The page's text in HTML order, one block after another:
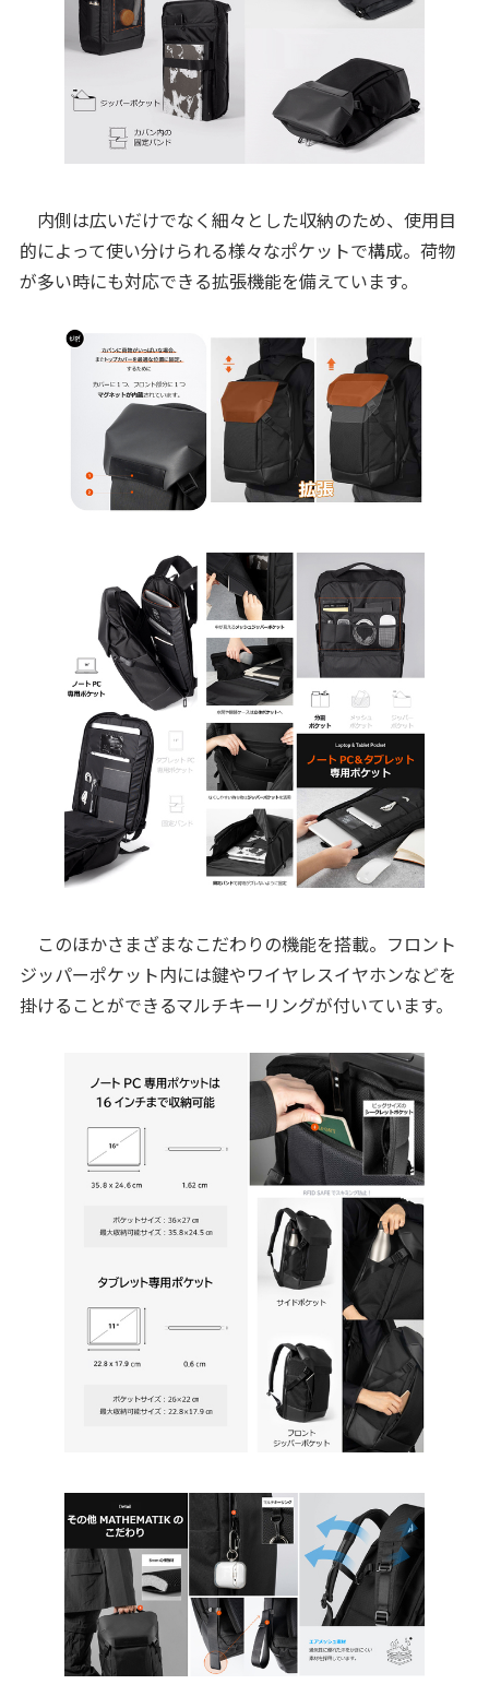
内側は広いだけでなく細々とした収納のため、使用目
的によって使い分けられる様々なポケットで構成。荷物
が多い時にも対応できる拡張機能を備えています。
このほかさまざまなこだわりの機能を搭載。フロント
ジッパーポケット内には鍵やワイヤレスイヤホンなどを
掛けることができるマルチキーリングが付いています。